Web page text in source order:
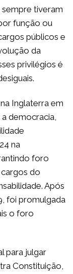
sempre tiveram
função ou
públicos e
da
privilégios é
Inglaterra em
democracia,
na
foro
do
Após
foi promulgada
o foro
para julgar
Constituição,